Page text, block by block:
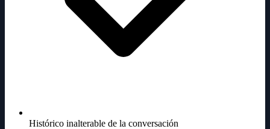
Histórico inalterable de la conversación